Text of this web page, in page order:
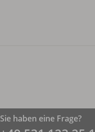
Sie haben eine Frage?